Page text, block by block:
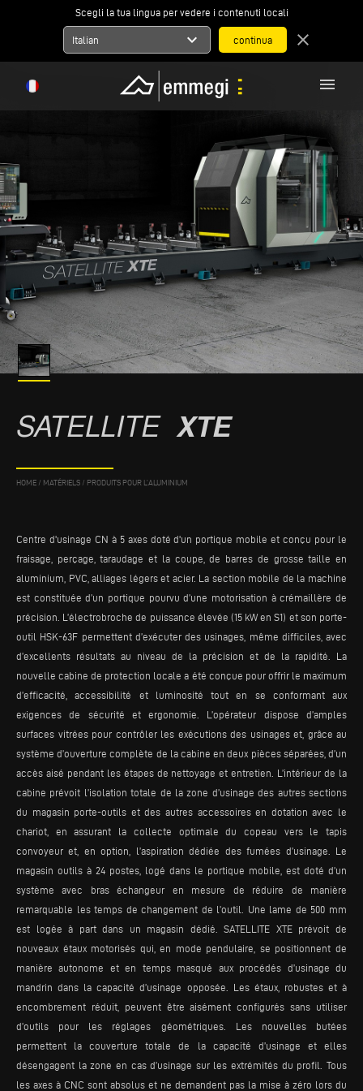
Scegli la tua lingua per vedere i contenuti locali
Italian expand_more close
menu
SATELLITE XTE
HOME / MATÉRIELS / PRODUITS POUR L’ALUMINIUM
Centre d'usinage CN à 5 axes doté d'un portique mobile et conçu pour le
fraisage, perçage, taraudage et la coupe, de barres de grosse taille en
aluminium, PVC, alliages légers et acier. La section mobile de la machine
est constituée d’un portique pourvu d’une motorisation à crémaillère de
précision. L’électrobroche de puissance élevée (15 kW en S1) et son porte-
outil HSK-63F permettent d’exécuter des usinages, même difficiles, avec
d’excellents résultats au niveau de la précision et de la rapidité. La
nouvelle cabine de protection locale a été conçue pour offrir le maximum
d’efficacité, accessibilité et luminosité tout en se conformant aux
exigences de sécurité et ergonomie. L’opérateur dispose d’amples
surfaces vitrées pour contrôler les exécutions des usinages et, grâce au
système d’ouverture complète de la cabine en deux pièces séparées, d’un
accès aisé pendant les étapes de nettoyage et entretien. L’intérieur de la
cabine prévoit l’isolation totale de la zone d’usinage des autres sections
du magasin porte-outils et des autres accessoires en dotation avec le
chariot, en assurant la collecte optimale du copeau vers le tapis
convoyeur et, en option, l’aspiration dédiée des fumées d’usinage. Le
magasin outils à 24 postes, logé dans le portique mobile, est doté d’un
système avec bras échangeur en mesure de réduire de manière
remarquable les temps de changement de l’outil. Une lame de 500 mm
est logée à part dans un magasin dédié. SATELLITE XTE prévoit de
nouveaux étaux motorisés qui, en mode pendulaire, se positionnent de
manière autonome et en temps masqué aux procédés d’usinage du
mandrin dans la capacité d’usinage opposée. Les étaux, robustes et à
encombrement réduit, peuvent être aisément configurés sans utiliser
d’outils pour les réglages géométriques. Les nouvelles butées
permettent la couverture totale de la capacité d’usinage et elles
désengagent la zone en cas d’usinage sur les extrémités du profil. Tous
les axes à CNC sont absolus et ne demandent pas la mise à zéro lors du